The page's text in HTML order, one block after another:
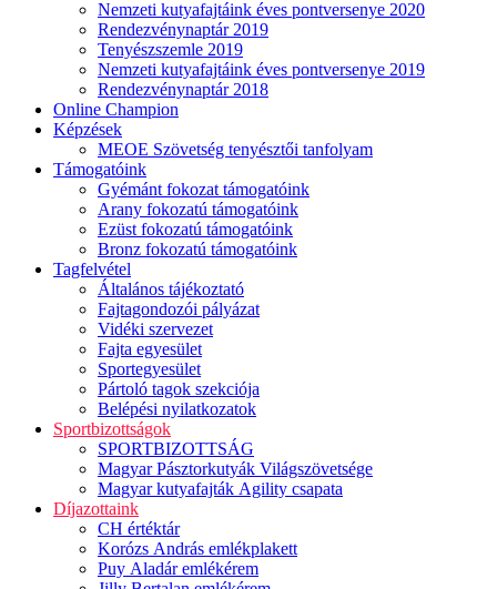
Nemzeti kutyafajtáink éves pontversenye 2020
Rendezvénynaptár 2019
Tenyészszemle 2019
Nemzeti kutyafajtáink éves pontversenye 2019
Rendezvénynaptár 2018
Online Champion
Képzések
MEOE Szövetség tenyésztői tanfolyam
Támogatóink
Gyémánt fokozat támogatóink
Arany fokozatú támogatóink
Ezüst fokozatú támogatóink
Bronz fokozatú támogatóink
Tagfelvétel
Általános tájékoztató
Fajtagondozói pályázat
Vidéki szervezet
Fajta egyesület
Sportegyesület
Pártoló tagok szekciója
Belépési nyilatkozatok
Sportbizottságok
SPORTBIZOTTSÁG
Magyar Pásztorkutyák Világszövetsége
Magyar kutyafajták Agility csapata
Díjazottaink
CH értéktár
Korózs András emlékplakett
Puy Aladár emlékérem